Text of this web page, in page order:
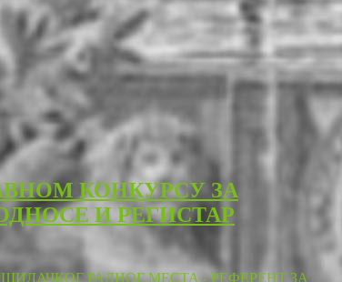
КОНКУРСУ ЗА
И РЕГИСТАР